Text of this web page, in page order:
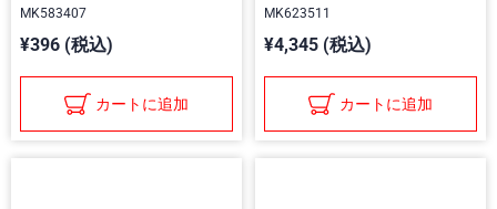
MK583407
¥396 (税込)
カートに追加
MK623511
¥4,345 (税込)
カートに追加